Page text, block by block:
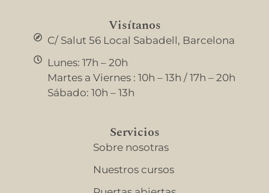
Visítanos
C/ Salut 56 Local Sabadell, Barcelona
Lunes: 17h – 20h
Martes a Viernes : 10h – 13h / 17h – 20h
Sábado: 10h – 13h
Servicios
Sobre nosotras
Nuestros cursos